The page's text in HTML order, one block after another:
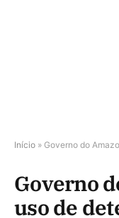
Início » Governo do
Governo
uso de